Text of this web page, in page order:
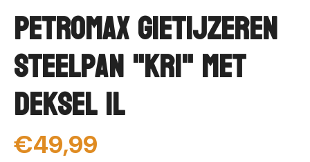
Petromax Gietijzeren
Steelpan "KR1" met
deksel 1L
€49,99